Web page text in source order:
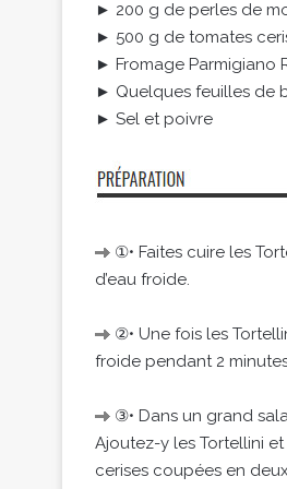
► 200 g de perles de
► 500 g de tomates
► Fromage Parmigiano
► Quelques feuilles de
► Sel et poivre
①• Faites cuire les
d’eau froide.
②• Une fois les
froide pendant 2
③• Dans un grand
Ajoutez-y les Tortellini
cerises coupées en